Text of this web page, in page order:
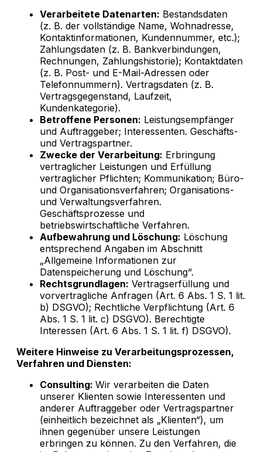
Verarbeitete Datenarten: Bestandsdaten
(z. B. der vollständige Name, Wohnadresse,
Kontaktinformationen, Kundennummer, etc.);
Zahlungsdaten (z. B. Bankverbindungen,
Rechnungen, Zahlungshistorie); Kontaktdaten
(z. B. Post- und E-Mail-Adressen oder
Telefonnummern). Vertragsdaten (z. B.
Vertragsgegenstand, Laufzeit,
Kundenkategorie).
Betroffene Personen: Leistungsempfänger
und Auftraggeber; Interessenten. Geschäfts-
und Vertragspartner.
Zwecke der Verarbeitung: Erbringung
vertraglicher Leistungen und Erfüllung
vertraglicher Pflichten; Kommunikation; Büro-
und Organisationsverfahren; Organisations-
und Verwaltungsverfahren.
Geschäftsprozesse und
betriebswirtschaftliche Verfahren.
Aufbewahrung und Löschung: Löschung
entsprechend Angaben im Abschnitt
„Allgemeine Informationen zur
Datenspeicherung und Löschung“.
Rechtsgrundlagen: Vertragserfüllung und
vorvertragliche Anfragen (Art. 6 Abs. 1 S. 1 lit.
b) DSGVO); Rechtliche Verpflichtung (Art. 6
Abs. 1 S. 1 lit. c) DSGVO). Berechtigte
Interessen (Art. 6 Abs. 1 S. 1 lit. f) DSGVO).
Weitere Hinweise zu Verarbeitungsprozessen,
Verfahren und Diensten:
Consulting: Wir verarbeiten die Daten
unserer Klienten sowie Interessenten und
anderer Auftraggeber oder Vertragspartner
(einheitlich bezeichnet als „Klienten“), um
ihnen gegenüber unsere Leistungen
erbringen zu können. Zu den Verfahren, die